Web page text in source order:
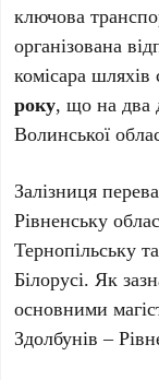
ключова
організована
комісара
року, що на два
Волинської
Залізниця
Рівненську
Тернопільську
Білорусі. Як
основними
Здолбунів –